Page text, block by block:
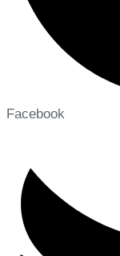
Facebook